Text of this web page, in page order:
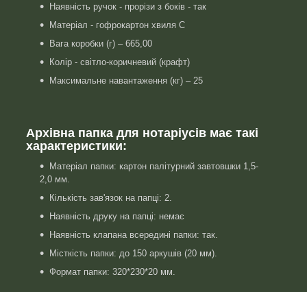
Наявність ручок - прорізи з боків - так
Матеріал - гофрокартон хвиля С
Вага коробки (г) – 665,00
Колір - світло-коричневий (крафт)
Максимальне навантаження (кг) – 25
Архівна папка для нотаріусів має такі
характеристики:
Матеріал папки: картон палітурний завтовшки 1,5-
2,0 мм.
Кількість зав'язок на папці: 2.
Наявність друку на папці: немає
Наявність клапана всередині папки: так.
Місткість папки: до 150 аркушів (20 мм).
Формат папки: 320*230*20 мм.